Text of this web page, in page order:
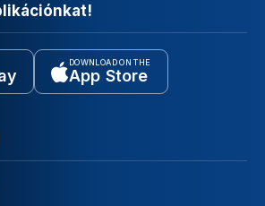
DOWNLOAD ON THE
App Store